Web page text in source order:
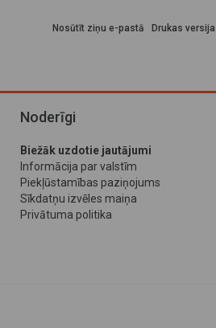
Drukas versija
Nosūtīt ziņu e-pastā
Noderīgi
Biežāk uzdotie jautājumi
Informācija par valstīm
Piekļūstamības paziņojums
Sīkdatņu izvēles maiņa
Privātuma politika